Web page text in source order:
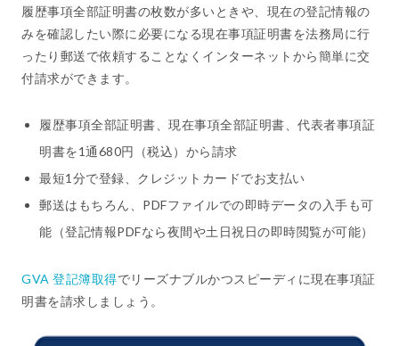
履歴事項全部証明書の枚数が多いときや、現在の登記情報の
みを確認したい際に必要になる現在事項証明書を法務局に行
ったり郵送で依頼することなくインターネットから簡単に交
付請求ができます。
履歴事項全部証明書、現在事項全部証明書、代表者事項証
明書を1通680円（税込）から請求
最短1分で登録、クレジットカードでお支払い
郵送はもちろん、PDFファイルでの即時データの入手も可
能（登記情報PDFなら夜間や土日祝日の即時閲覧が可能）
GVA 登記簿取得でリーズナブルかつスピーディに現在事項証
明書を請求しましょう。